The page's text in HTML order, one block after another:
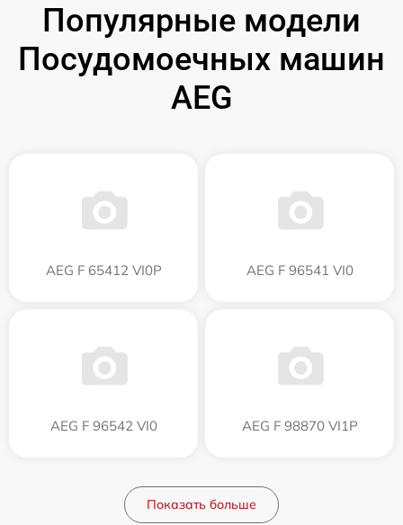
Популярные модели
Посудомоечных машин
AEG
AEG F 65412 VI0P AEG F 96541 VI0
AEG F 96542 VI0 AEG F 98870 VI1P
Показать больше